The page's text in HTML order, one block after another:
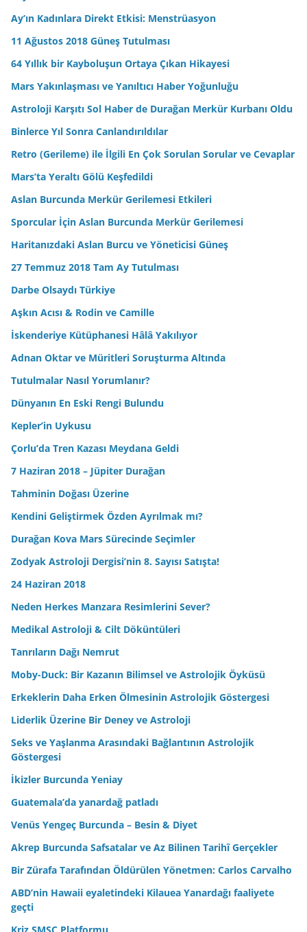
Ay’ın Kadınlara Direkt Etkisi: Menstrüasyon
11 Ağustos 2018 Güneş Tutulması
64 Yıllık bir Kayboluşun Ortaya Çıkan Hikayesi
Mars Yakınlaşması ve Yanıltıcı Haber Yoğunluğu
Astroloji Karşıtı Sol Haber de Durağan Merkür Kurbanı Oldu
Binlerce Yıl Sonra Canlandırıldılar
Retro (Gerileme) ile İlgili En Çok Sorulan Sorular ve Cevaplar
Mars’ta Yeraltı Gölü Keşfedildi
Aslan Burcunda Merkür Gerilemesi Etkileri
Sporcular İçin Aslan Burcunda Merkür Gerilemesi
Haritanızdaki Aslan Burcu ve Yöneticisi Güneş
27 Temmuz 2018 Tam Ay Tutulması
Darbe Olsaydı Türkiye
Aşkın Acısı & Rodin ve Camille
İskenderiye Kütüphanesi Hâlâ Yakılıyor
Adnan Oktar ve Müritleri Soruşturma Altında
Tutulmalar Nasıl Yorumlanır?
Dünyanın En Eski Rengi Bulundu
Kepler’in Uykusu
Çorlu’da Tren Kazası Meydana Geldi
7 Haziran 2018 – Jüpiter Durağan
Tahminin Doğası Üzerine
Kendini Geliştirmek Özden Ayrılmak mı?
Durağan Kova Mars Sürecinde Seçimler
Zodyak Astroloji Dergisi’nin 8. Sayısı Satışta!
24 Haziran 2018
Neden Herkes Manzara Resimlerini Sever?
Medikal Astroloji & Cilt Döküntüleri
Tanrıların Dağı Nemrut
Moby-Duck: Bir Kazanın Bilimsel ve Astrolojik Öyküsü
Erkeklerin Daha Erken Ölmesinin Astrolojik Göstergesi
Liderlik Üzerine Bir Deney ve Astroloji
Seks ve Yaşlanma Arasındaki Bağlantının Astrolojik
Göstergesi
İkizler Burcunda Yeniay
Guatemala’da yanardağ patladı
Venüs Yengeç Burcunda – Besin & Diyet
Akrep Burcunda Safsatalar ve Az Bilinen Tarihî Gerçekler
Bir Zürafa Tarafından Öldürülen Yönetmen: Carlos Carvalho
ABD’nin Hawaii eyaletindeki Kilauea Yanardağı faaliyete
geçti